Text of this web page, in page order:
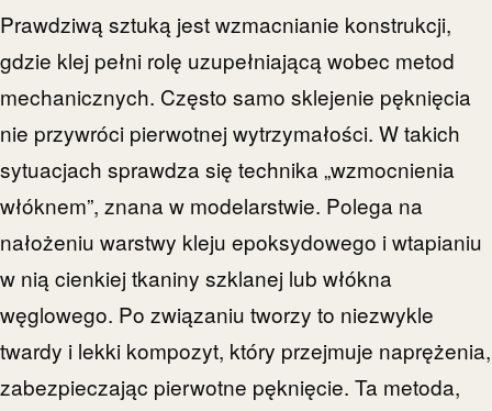
Prawdziwą sztuką jest wzmacnianie konstrukcji,
gdzie klej pełni rolę uzupełniającą wobec metod
mechanicznych. Często samo sklejenie pęknięcia
nie przywróci pierwotnej wytrzymałości. W takich
sytuacjach sprawdza się technika „wzmocnienia
włóknem”, znana w modelarstwie. Polega na
nałożeniu warstwy kleju epoksydowego i wtapianiu
w nią cienkiej tkaniny szklanej lub włókna
węglowego. Po związaniu tworzy to niezwykle
twardy i lekki kompozyt, który przejmuje naprężenia,
zabezpieczając pierwotne pęknięcie. Ta metoda,